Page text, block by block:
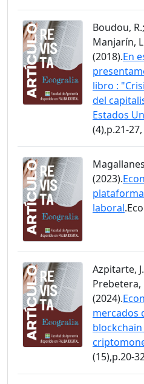
Boudou,
Manjarín,
(2018).En
libro :
del
Estados
(4),p.21-
(2023).
laboral
Azpitarte,
Prebetera,
(2024).
mercados
blockchain
(15),p.20-